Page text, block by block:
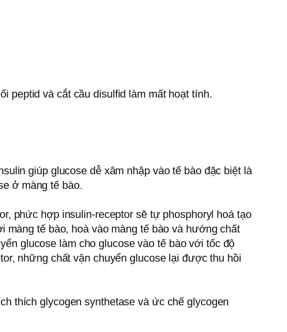
peptid và cắt cầu disulfid làm mất hoạt tính.
giúp glucose dễ xâm nhập vào tế bào đặc biệt là
ở màng tế bào.
phức hợp insulin-receptor sẽ tự phosphoryl hoá tạo
tế bào, hoà vào màng tế bào và hướng chất
glucose làm cho glucose vào tế bào với tốc độ
những chất vận chuyển glucose lại được thu hồi
thích glycogen synthetase và ức chế glycogen